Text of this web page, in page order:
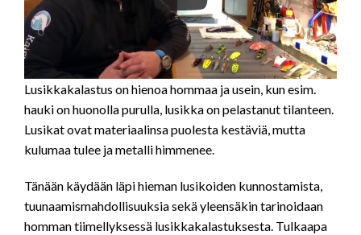
Lusikkakalastus on hienoa hommaa ja usein, kun esim.
hauki on huonolla purulla, lusikka on pelastanut tilanteen.
Lusikat ovat materiaalinsa puolesta kestäviä, mutta
kulumaa tulee ja metalli himmenee.
Tänään käydään läpi hieman lusikoiden kunnostamista,
tuunaamismahdollisuuksia sekä yleensäkin tarinoidaan
homman tiimellyksessä lusikkakalastuksesta. Tulkaapa